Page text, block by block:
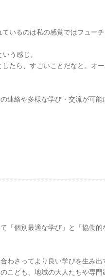
いるのは私の感覚ではフュー
う感じ。
たら、すごいことだなと。オ
連絡や多様な学び・交流が可能
「個別最適な学び」と「協働
わさってより良い学びを生み
こども、地域の大人たちや専門